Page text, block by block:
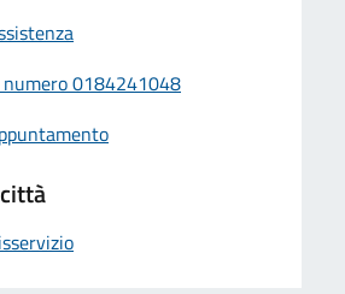
numero 0184241048